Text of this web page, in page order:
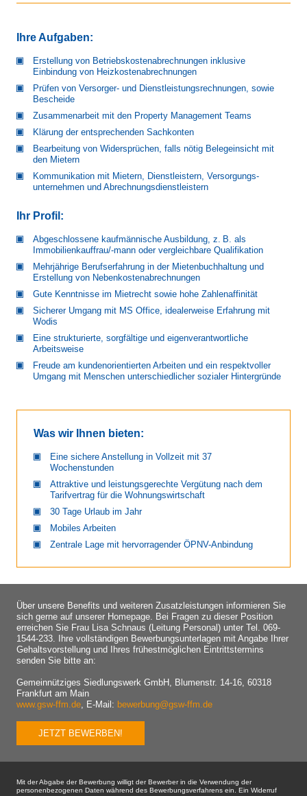
Ihre Aufgaben:
Erstellung von Betriebskostenabrechnungen inklusive
Einbindung von Heizkostenabrechnungen
Prüfen von Versorger- und Dienstleistungsrechnungen, sowie
Bescheide
Zusammenarbeit mit den Property Management Teams
Klärung der entsprechenden Sachkonten
Bearbeitung von Widersprüchen, falls nötig Belegeinsicht mit
den Mietern
Kommunikation mit Mietern, Dienstleistern, Versorgungs­
unternehmen und Abrechnungsdienstleistern
Ihr Profil:
Abgeschlossene kaufmännische Ausbildung, z. B. als
Immobilienkauffrau/-mann oder vergleichbare Qualifikation
Mehrjährige Berufserfahrung in der Mietenbuchhaltung und
Erstellung von Nebenkostenabrechnungen
Gute Kenntnisse im Mietrecht sowie hohe Zahlenaffinität
Sicherer Umgang mit MS Office, idealerweise Erfahrung mit
Wodis
Eine strukturierte, sorgfältige und eigenverantwortliche
Arbeitsweise
Freude am kundenorientierten Arbeiten und ein respektvoller
Umgang mit Menschen unterschiedlicher sozialer Hintergründe
Was wir Ihnen bieten:
Eine sichere Anstellung in Vollzeit mit 37
Wochenstunden
Attraktive und leistungsgerechte Vergütung nach dem
Tarifvertrag für die Wohnungswirtschaft
30 Tage Urlaub im Jahr
Mobiles Arbeiten
Zentrale Lage mit hervorragender ÖPNV-Anbindung
Über unsere Benefits und weiteren Zusatzleistungen informieren Sie
sich gerne auf unserer Homepage. Bei Fragen zu dieser Position
erreichen Sie Frau Lisa Schnaus (Leitung Personal) unter Tel. 069-
1544-233. Ihre vollständigen Bewerbungsunterlagen mit Angabe Ihrer
Gehaltsvorstellung und Ihres frühestmöglichen Eintrittstermins
senden Sie bitte an:
Gemeinnütziges Siedlungswerk GmbH, Blumenstr. 14-16, 60318
Frankfurt am Main
www.gsw-ffm.de, E-Mail: bewerbung@gsw-ffm.de
JETZT BEWERBEN!
Mit der Abgabe der Bewerbung willigt der Bewerber in die Verwendung der
personenbezogenen Daten während des Bewerbungsverfahrens ein. Ein Widerruf